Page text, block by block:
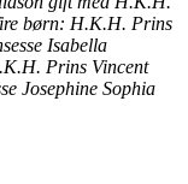
børn: H.K.H. Prins
Isabella
Prins Vincent
Josephine Sophia